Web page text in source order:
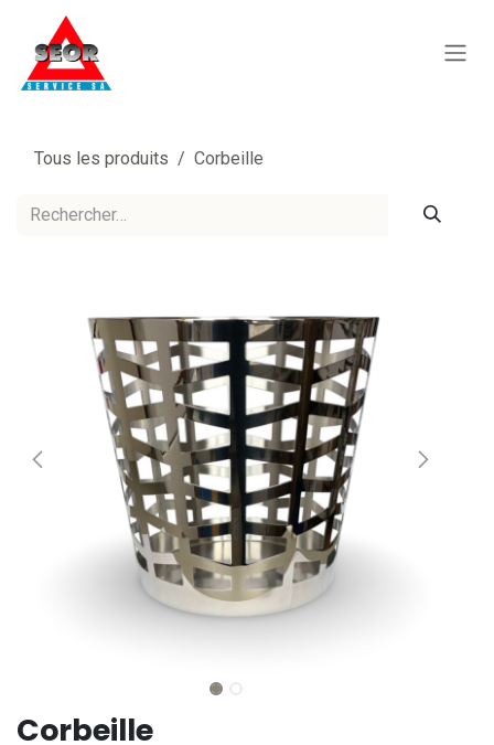
Se rendre au contenu
Tous les produits Corbeille
Corbeille